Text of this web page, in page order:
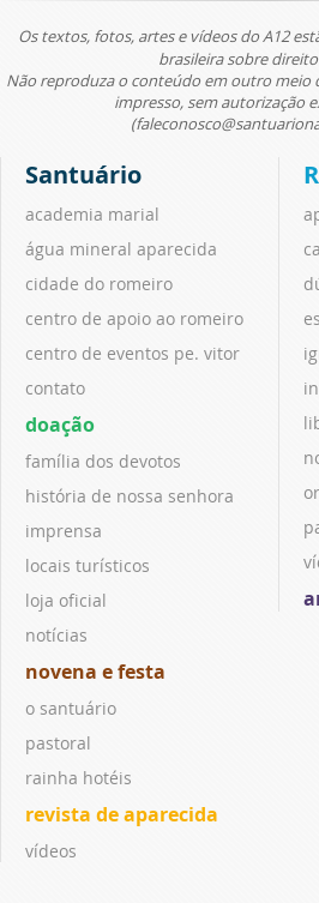
Os textos, fotos, artes e vídeos do A12
brasileira sobre
Não reproduza o conteúdo em outro meio
impresso, sem autorização
Santuário
academia marial
água mineral aparecida
cidade do romeiro
centro de apoio ao romeiro
centro de eventos pe. vitor
contato
doação
família dos devotos
história de nossa senhora
imprensa
locais turísticos
loja oficial
notícias
novena e festa
o santuário
pastoral
rainha hotéis
revista de aparecida
vídeos